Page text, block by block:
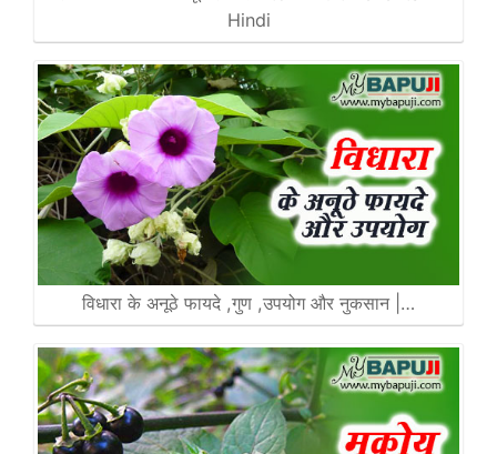
Hindi
विधारा के अनूठे फायदे ,गुण ,उपयोग और नुकसान |…